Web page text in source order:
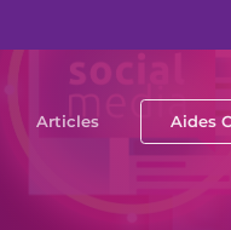
Articles Aides